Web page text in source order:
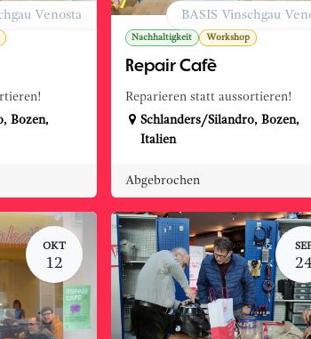
Venosta
,Bozen,
Nachhaltigkeit Workshop
Repair Cafè
Reparieren statt aussortieren!
BASIS Vinschgau
Schlanders/Silandro, Bozen,
Italien
Abgebrochen
OKT
12